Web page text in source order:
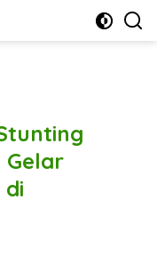
Gelar
di